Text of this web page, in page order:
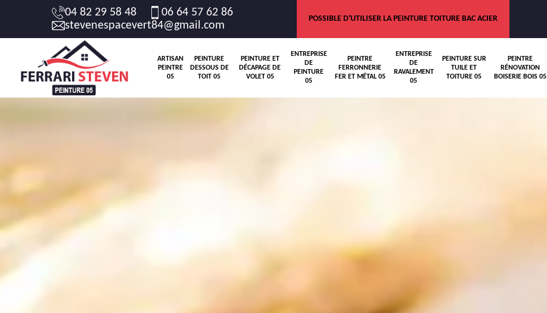
04 82 29 58 48
06 64 57 62 86
stevenespacevert84@gmail.com
POSSIBLE D'UTILISER LA PEINTURE TOITURE BAC ACIER
ARTISAN
PEINTRE
05
PEINTURE
DESSOUS DE
TOIT 05
PEINTURE ET
DÉCAPAGE DE
VOLET 05
ENTREPRISE
DE
PEINTURE
05
PEINTRE
FERRONNERIE
FER ET MÉTAL 05
ENTREPRISE
DE
RAVALEMENT
05
PEINTURE SUR
TUILE ET
TOITURE 05
PEINTRE
RÉNOVATION
BOISERIE BOIS 05